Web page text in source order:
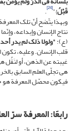
قَبْلُ‏}"
[24]
.
وبهذا یتّضح أنّ تلک
نتاج الإنسان وإبداعه،
(ع):"ولولا ذلک لم یدر
قلب الإنسان. وعلیه، تکون
غیبته عن الذهن، أو لنَقُل
هی تجلّی العلم السابق
فیکون محصّل المعرفة هو
رابعًا: المعرفة سرّ